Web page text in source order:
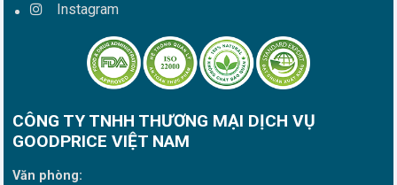
Instagram
CÔNG TY TNHH THƯƠNG MẠI DỊCH VỤ
GOODPRICE VIỆT NAM
Văn phòng: